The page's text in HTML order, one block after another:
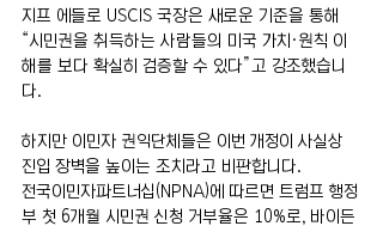
지프 에들로 USCIS 국장은 새로운 기준을 통해
“시민권을 취득하는 사람들의 미국 가치·원칙 이
해를 보다 확실히 검증할 수 있다”고 강조했습니
다.
하지만 이민자 권익단체들은 이번 개정이 사실상
진입 장벽을 높이는 조치라고 비판합니다.
전국이민자파트너십(NPNA)에 따르면 트럼프 행정
부 첫 6개월 시민권 신청 거부율은 10%로, 바이든